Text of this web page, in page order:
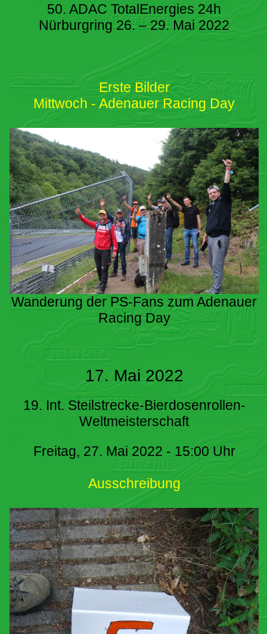
50. ADAC TotalEnergies 24h
Nürburgring 26. – 29. Mai 2022
Erste Bilder
Mittwoch - Adenauer Racing Day
Wanderung der PS-Fans zum Adenauer
Racing Day
17. Mai 2022
19. Int. Steilstrecke-Bierdosenrollen-
Weltmeisterschaft
Freitag, 27. Mai 2022 - 15:00 Uhr
Ausschreibung